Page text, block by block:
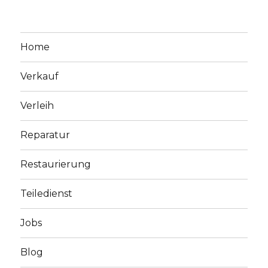
Home
Verkauf
Verleih
Reparatur
Restaurierung
Teiledienst
Jobs
Blog